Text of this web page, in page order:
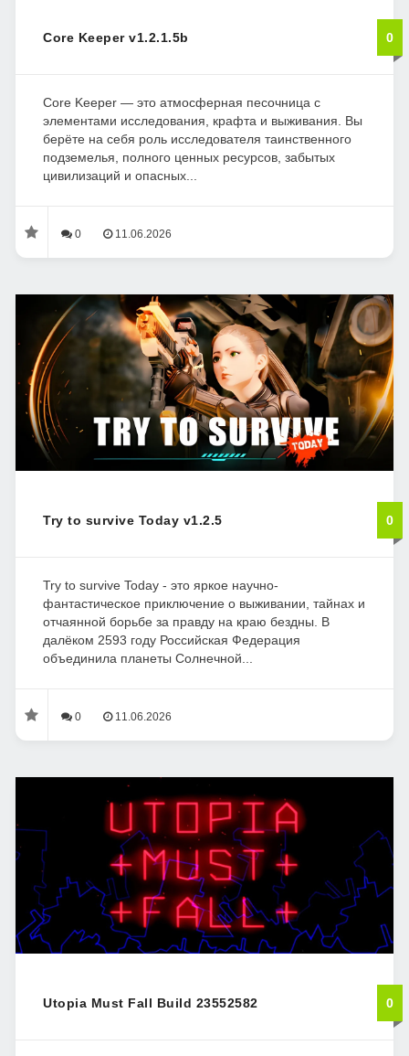
Core Keeper v1.2.1.5b 0
Core Keeper — это атмосферная песочница с
элементами исследования, крафта и выживания. Вы
берёте на себя роль исследователя таинственного
подземелья, полного ценных ресурсов, забытых
цивилизаций и опасных...
0 11.06.2026
Try to survive Today v1.2.5 0
Try to survive Today - это яркое научно-
фантастическое приключение о выживании, тайнах и
отчаянной борьбе за правду на краю бездны. В
далёком 2593 году Российская Федерация
объединила планеты Солнечной...
0 11.06.2026
Utopia Must Fall Build 23552582 0